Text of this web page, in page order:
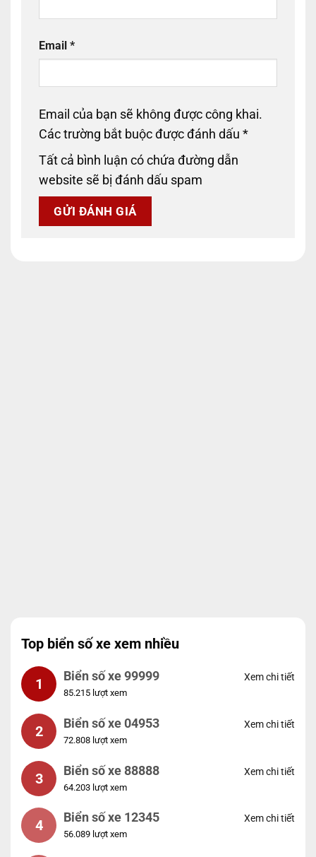
Email *
Email của bạn sẽ không được công khai.
Các trường bắt buộc được đánh dấu *
Tất cả bình luận có chứa đường dẫn
website sẽ bị đánh dấu spam
Top biển số xe xem nhiều
1 Biển số xe 99999
85.215 lượt xem
Xem chi tiết
2 Biển số xe 04953
72.808 lượt xem
Xem chi tiết
3 Biển số xe 88888
64.203 lượt xem
Xem chi tiết
4 Biển số xe 12345
56.089 lượt xem
Xem chi tiết